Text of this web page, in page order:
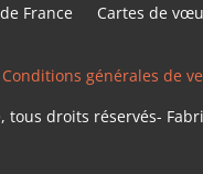
France Cartes de
Conditions générales de
tous droits réservés-